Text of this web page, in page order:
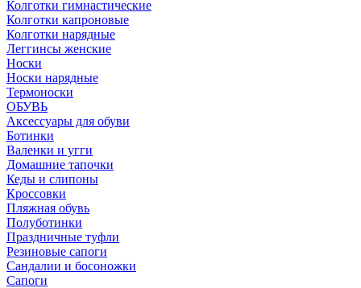
Колготки гимнастические
Колготки капроновые
Колготки нарядные
Леггинсы женские
Носки
Носки нарядные
Термоноски
ОБУВЬ
Аксессуары для обуви
Ботинки
Валенки и угги
Домашние тапочки
Кеды и слипоны
Кроссовки
Пляжная обувь
Полуботинки
Праздничные туфли
Резиновые сапоги
Сандалии и босоножки
Сапоги